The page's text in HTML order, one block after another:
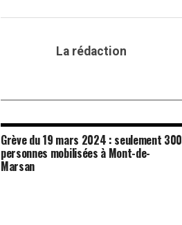
La rédaction
Grève du 19 mars 2024 : seulement 300
personnes mobilisées à Mont-de-
Marsan